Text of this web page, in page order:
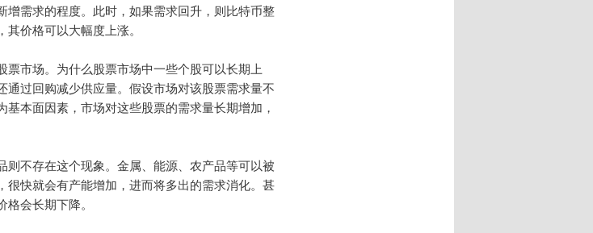
增需求的程度。此时，如果需求回升，则比特币整
价格可以大幅度上涨。
市场。为什么股票市场中一些个股可以长期上
通过回购减少供应量。假设市场对该股票需求量不
本面因素，市场对这些股票的需求量长期增加，
则不存在这个现象。金属、能源、农产品等可以被
很快就会有产能增加，进而将多出的需求消化。甚
会长期下降。